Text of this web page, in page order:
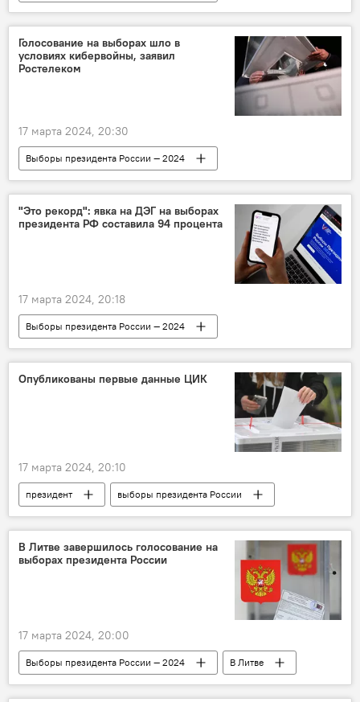
В России
Дмитрий Медведев
выборы президента России
Владимир Путин
Голосование на выборах шло в
условиях кибервойны, заявил
Ростелеком
17 марта 2024, 20:30
Выборы президента России — 2024
В России
Россия
выборы
выборы президента России
"Это рекорд": явка на ДЭГ на выборах
президента РФ составила 94 процента
17 марта 2024, 20:18
Выборы президента России — 2024
В России
Россия выборы
Опубликованы первые данные ЦИК
17 марта 2024, 20:10
президент
выборы президента России
Россия
В Литве завершилось голосование на
выборах президента России
17 марта 2024, 20:00
Выборы президента России — 2024
В Литве
Литва
Посольство России в Литве